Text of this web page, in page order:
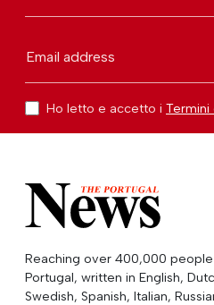
Email address
Ho letto e accetto i Termini
Reaching over 400,000
Portugal, written in English,
Swedish, Spanish, Italian,